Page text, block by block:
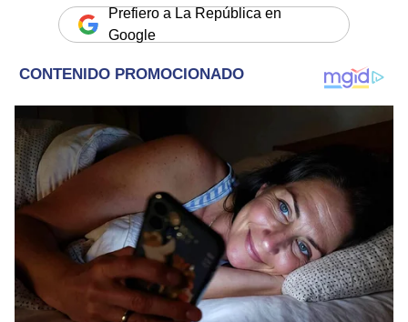
Prefiero a La República en
Google